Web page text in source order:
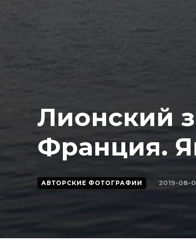
Лионский
Франция.
АВТОРСКИЕ ФОТОГРАФИИ 2019-08-